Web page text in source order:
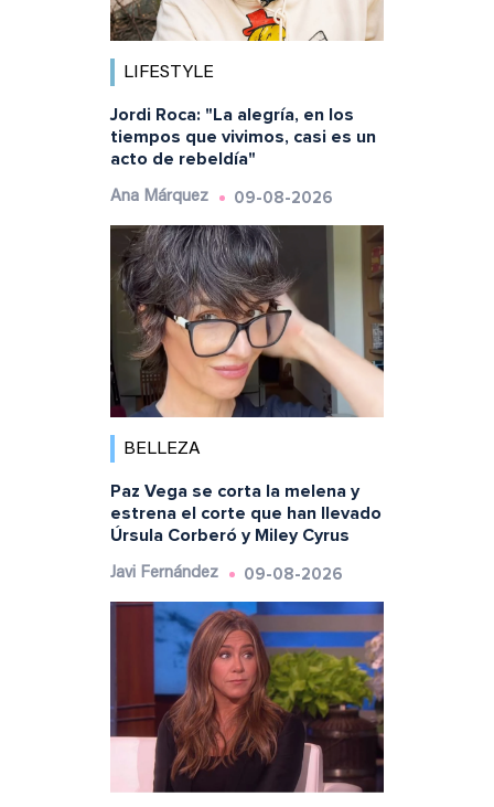
LIFESTYLE
Jordi Roca: "La alegría, en los
tiempos que vivimos, casi es un
acto de rebeldía"
Ana Márquez 09-08-2026
BELLEZA
Paz Vega se corta la melena y
estrena el corte que han llevado
Úrsula Corberó y Miley Cyrus
Javi Fernández 09-08-2026